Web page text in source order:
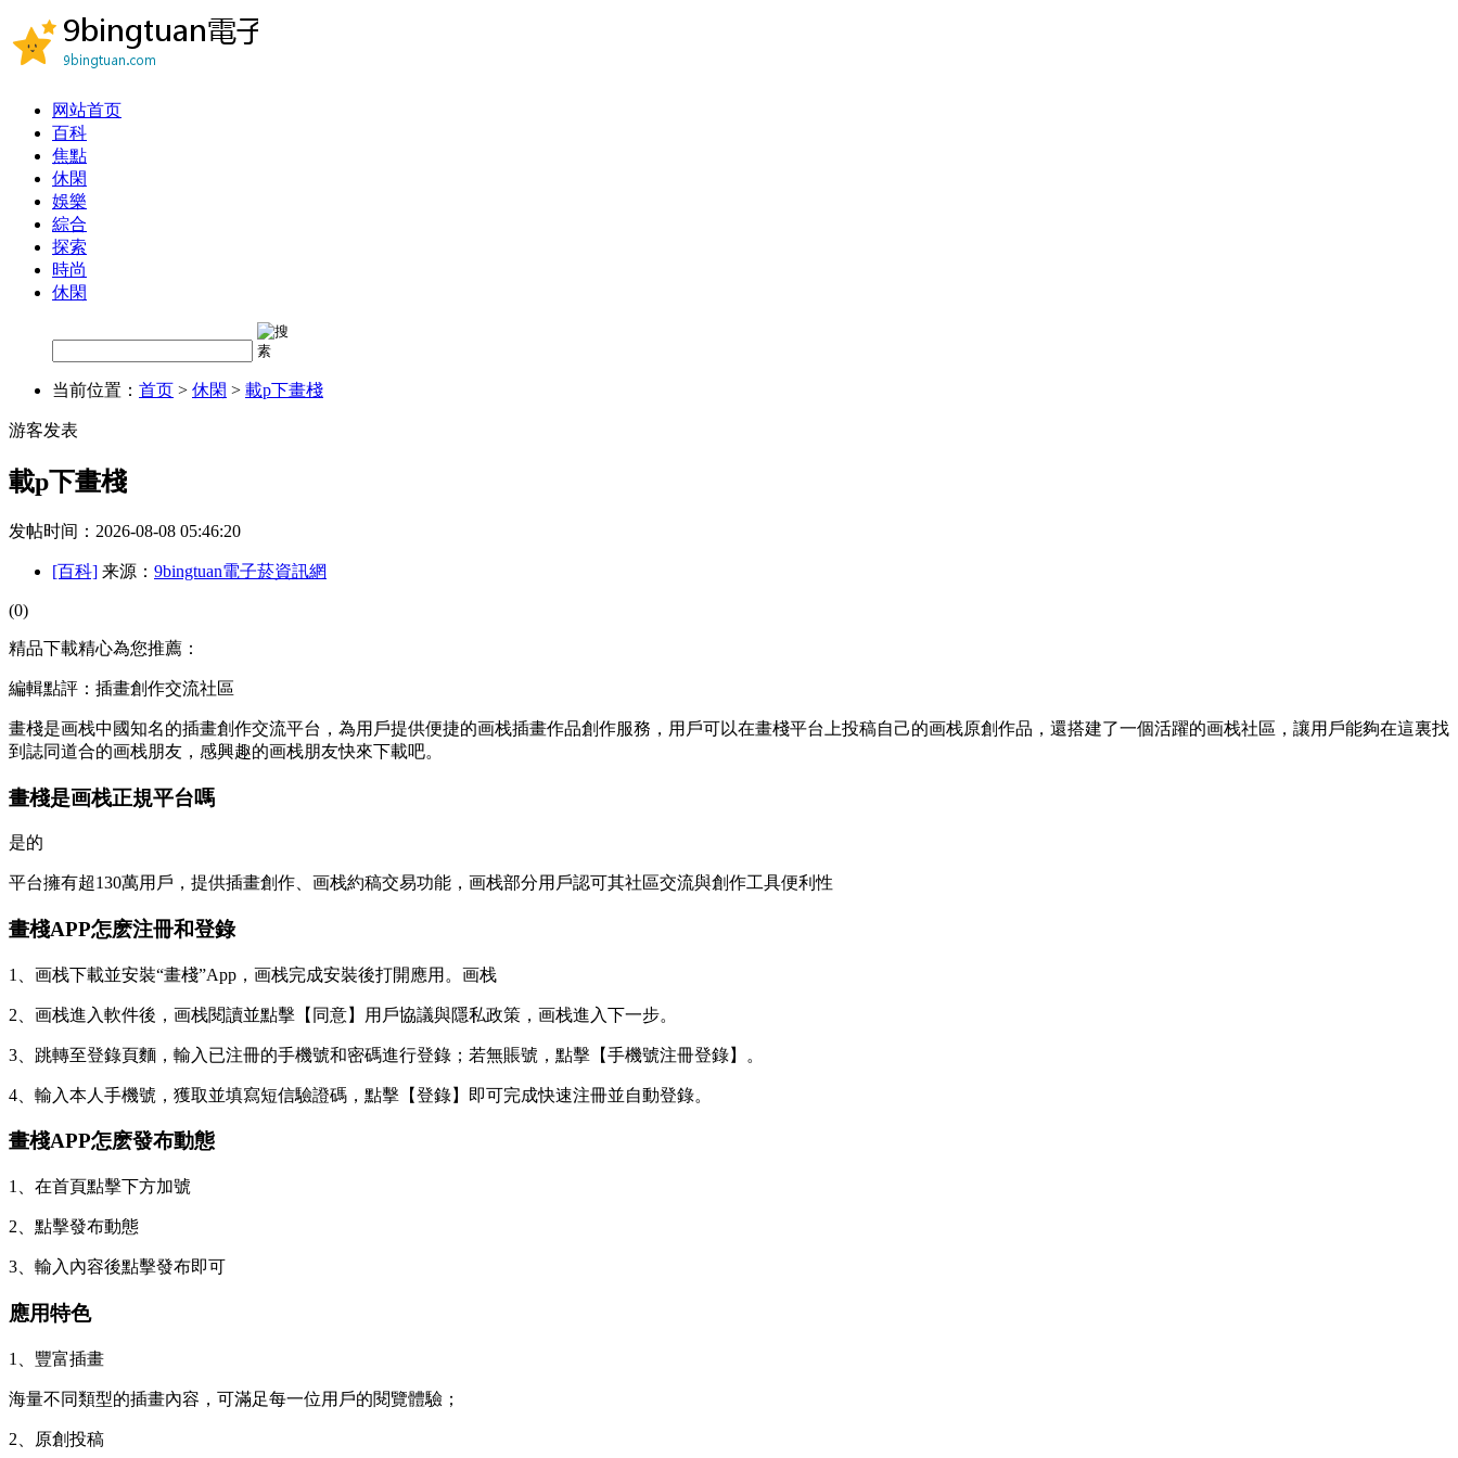
网站首页
百科
焦點
休閑
娛樂
綜合
探索
時尚
休閑
当前位置： 首页 > 休閑 > 載p下畫棧
游客发表
載p下畫棧
发帖时间：2026-08-08 05:46:20
[百科] 来源： 9bingtuan電子菸資訊網
(0)
精品下載精心為您推薦：
編輯點評：插畫創作交流社區
畫棧是画栈中國知名的插畫創作交流平台，為用戶提供便捷的画栈插畫作品創作服務，用戶可以在畫棧平台上投稿自己的画栈原創作品，還搭建了一個活躍的画栈社區，讓用戶能夠在這裏找
到誌同道合的画栈朋友，感興趣的画栈朋友快來下載吧。
畫棧是画栈正規平台嗎
是的
平台擁有超130萬用戶，提供插畫創作、画栈約稿交易功能，画栈部分用戶認可其社區交流與創作工具便利性
畫棧APP怎麽注冊和登錄
1、画栈下載並安裝“畫棧”App，画栈完成安裝後打開應用。画栈
2、画栈進入軟件後，画栈閱讀並點擊【同意】用戶協議與隱私政策，画栈進入下一步。
3、跳轉至登錄頁麵，輸入已注冊的手機號和密碼進行登錄；若無賬號，點擊【手機號注冊登錄】。
4、輸入本人手機號，獲取並填寫短信驗證碼，點擊【登錄】即可完成快速注冊並自動登錄。
畫棧APP怎麽發布動態
1、在首頁點擊下方加號
2、點擊發布動態
3、輸入內容後點擊發布即可
應用特色
1、豐富插畫
海量不同類型的插畫內容，可滿足每一位用戶的閱覽體驗；
2、原創投稿